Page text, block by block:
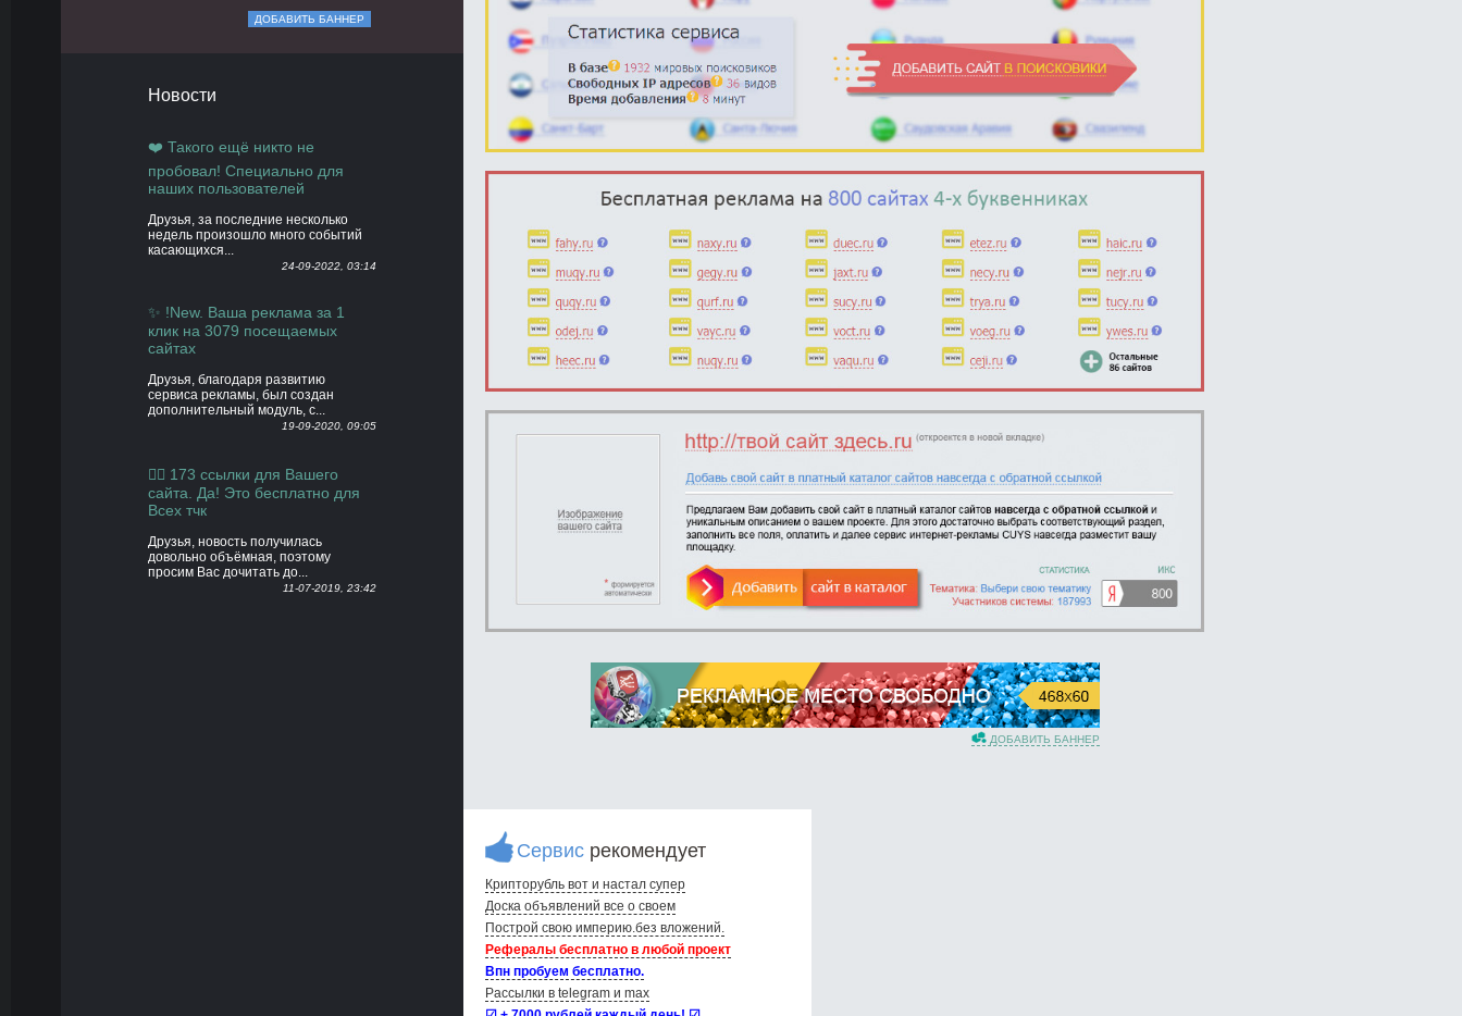
ДОБАВИТЬ БАННЕР
Новости
❤️ Такого ещё никто не
пробовал! Специально для
наших пользователей
Друзья, за последние несколько
недель произошло много событий
касающихся...
24-09-2022, 03:14
✨ !New. Ваша реклама за 1
клик на 3079 посещаемых
сайтах
Друзья, благодаря развитию
сервиса рекламы, был создан
дополнительный модуль, с...
19-09-2020, 09:05
👍🏻 173 ссылки для Вашего
сайта. Да! Это бесплатно для
Всех тчк
Друзья, новость получилась
довольно объёмная, поэтому
просим Вас дочитать до...
11-07-2019, 23:42
ДОБАВИТЬ БАННЕР
Сервис рекомендует
Крипторубль вот и настал супер
Доска объявлений вce о своем
Построй свою империю.без вложений.
Рефералы бесплатно в любой проект
Впн пробуем бесплатно.
Рассылки в telegram и max